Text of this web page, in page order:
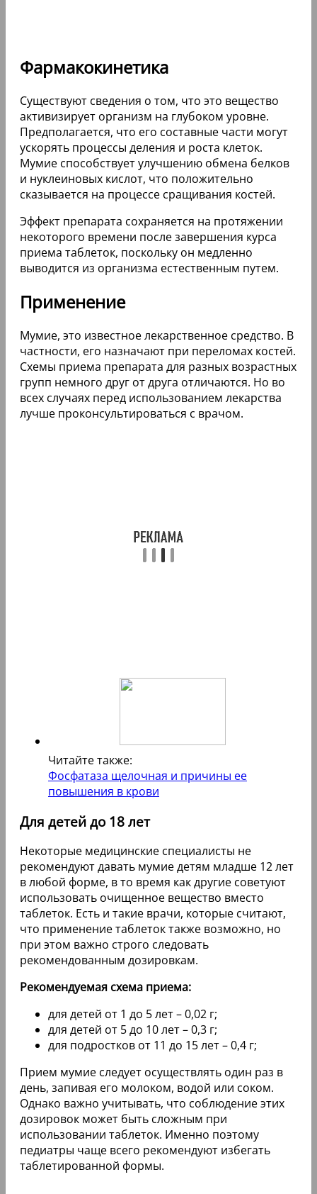
Фармакокинетика
Существуют сведения о том, что это вещество
активизирует организм на глубоком уровне.
Предполагается, что его составные части могут
ускорять процессы деления и роста клеток.
Мумие способствует улучшению обмена белков
и нуклеиновых кислот, что положительно
сказывается на процессе сращивания костей.
Эффект препарата сохраняется на протяжении
некоторого времени после завершения курса
приема таблеток, поскольку он медленно
выводится из организма естественным путем.
Применение
Мумие, это известное лекарственное средство. В
частности, его назначают при переломах костей.
Схемы приема препарата для разных возрастных
групп немного друг от друга отличаются. Но во
всех случаях перед использованием лекарства
лучше проконсультироваться с врачом.
Читайте также:
Фосфатаза щелочная и причины ее
повышения в крови
Для детей до 18 лет
Некоторые медицинские специалисты не
рекомендуют давать мумие детям младше 12 лет
в любой форме, в то время как другие советуют
использовать очищенное вещество вместо
таблеток. Есть и такие врачи, которые считают,
что применение таблеток также возможно, но
при этом важно строго следовать
рекомендованным дозировкам.
Рекомендуемая схема приема:
для детей от 1 до 5 лет – 0,02 г;
для детей от 5 до 10 лет – 0,3 г;
для подростков от 11 до 15 лет – 0,4 г;
Прием мумие следует осуществлять один раз в
день, запивая его молоком, водой или соком.
Однако важно учитывать, что соблюдение этих
дозировок может быть сложным при
использовании таблеток. Именно поэтому
педиатры чаще всего рекомендуют избегать
таблетированной формы.